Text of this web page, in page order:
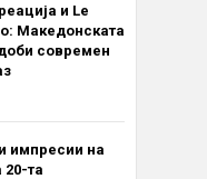
и Le
Македонската
современ
импресии на
20-та